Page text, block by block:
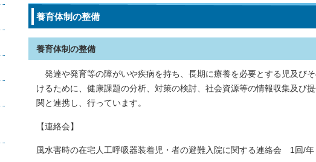
養育体制の整備
養育体制の整備
発達や発育等の障がいや疾病を持ち、長期に療養を必要とする児及び
けるために、健康課題の分析、対策の検討、社会資源等の情報収集及び
関と連携し、行っています。
【連絡会】
風水害時の在宅人工呼吸器装着児・者の避難入院に関する連絡会 1回/年